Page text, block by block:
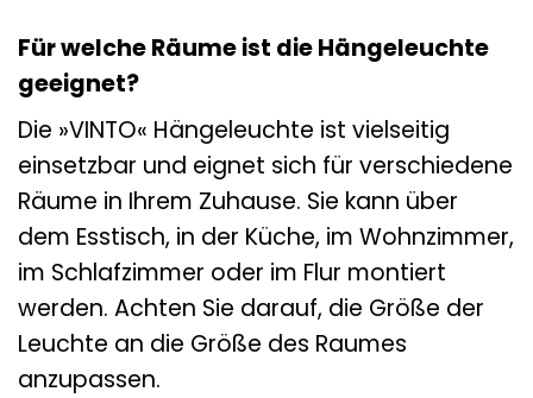
Für welche Räume ist die Hängeleuchte
geeignet?
Die »VINTO« Hängeleuchte ist vielseitig
einsetzbar und eignet sich für verschiedene
Räume in Ihrem Zuhause. Sie kann über
dem Esstisch, in der Küche, im Wohnzimmer,
im Schlafzimmer oder im Flur montiert
werden. Achten Sie darauf, die Größe der
Leuchte an die Größe des Raumes
anzupassen.